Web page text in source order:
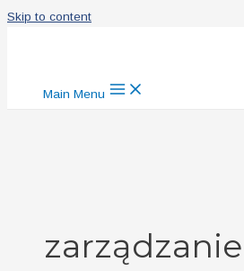
Skip to content
Main Menu